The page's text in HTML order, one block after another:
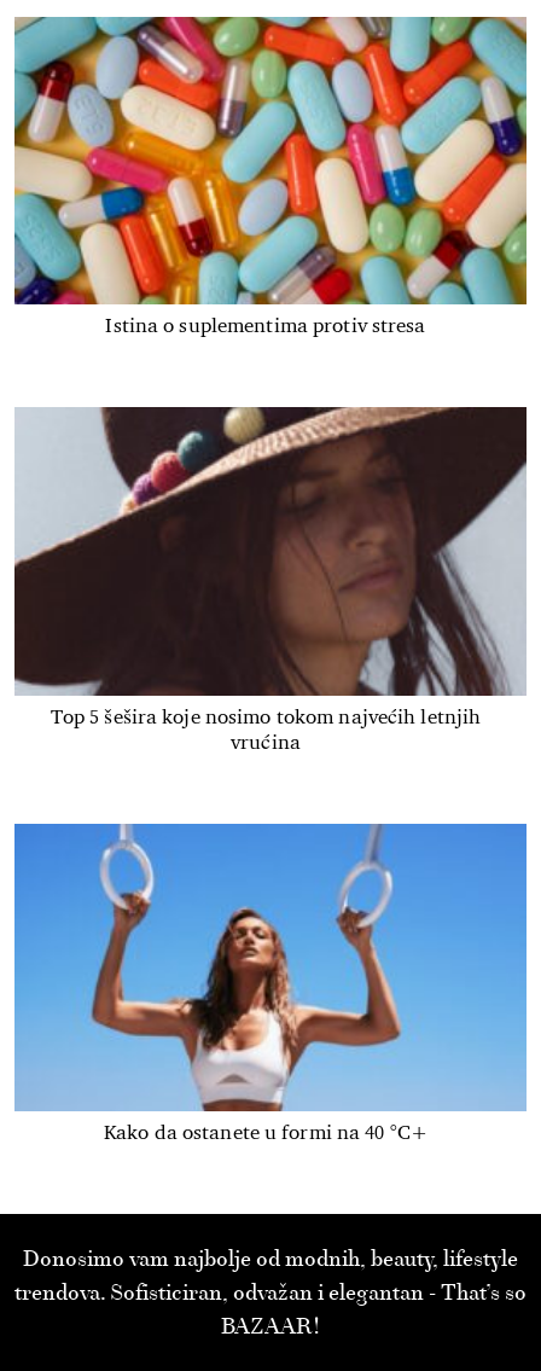
Istina o suplementima protiv stresa
Top 5 šešira koje nosimo tokom najvećih letnjih
vrućina
Kako da ostanete u formi na 40 °C+
Donosimo vam najbolje od modnih, beauty, lifestyle
trendova. Sofisticiran, odvažan i elegantan - That’s so
BAZAAR!